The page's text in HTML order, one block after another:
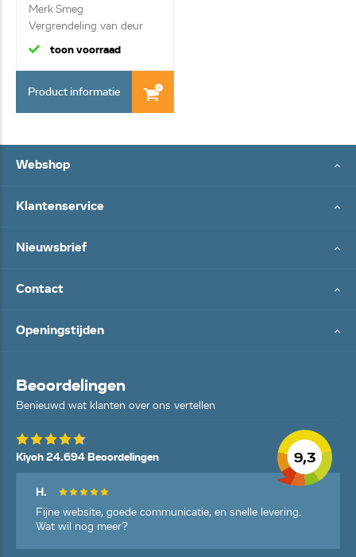
Merk Smeg
Vergrendeling van deur
met 2 ...
toon voorraad
Product informatie
Webshop
Klantenservice
Nieuwsbrief
Contact
Openingstijden
Beoordelingen
Benieuwd wat klanten over ons vertellen
9,3
Kiyoh 24.694 Beoordelingen
H.
Fijne website, goede communicatie, en snelle levering.
Wat wil nog meer?